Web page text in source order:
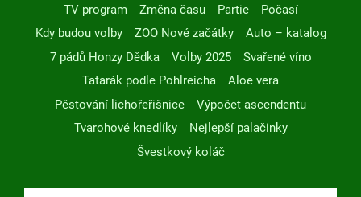
TV program
Změna času Partie
Počasí
Kdy budou volby
ZOO Nové začátky
Auto – katalog
7 pádů Honzy Dědka
Volby 2025
Svařené víno
Tatarák podle Pohlreicha
Aloe vera
Pěstování lichořeřišnice
Výpočet ascendentu
Tvarohové knedlíky
Nejlepší palačinky
Švestkový koláč